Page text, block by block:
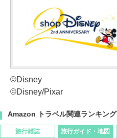
©Disney
©Disney/Pixar
Amazon トラベル関連ランキング
旅行雑誌 旅行ガイド・地図